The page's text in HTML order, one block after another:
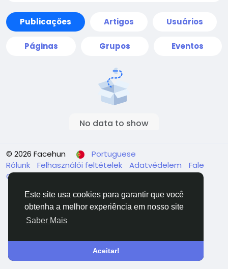
Este site usa cookies para garantir que você
obtenha a melhor experiência em nosso site
Saber Mais
Aceitar!
Publicações Artigos Usuários
Páginas Grupos Eventos
No data to show
© 2026 Facehun
Portuguese
Rólunk
Felhasználói feltételek Adatvédelem
Fale
Conosco